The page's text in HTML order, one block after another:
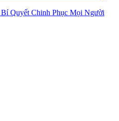
Quyết Chinh Phục Mọi Người